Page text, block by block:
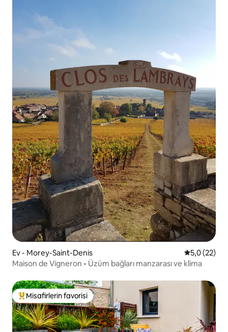
Ev - Morey-Saint-Denis 5 üzerinden
5,0 (22)
Maison de Vigneron • Üzüm bağları manzarası ve klima
Misafirlerin favorilerinden en beğenilenler arasında
Misafirlerin favorisi